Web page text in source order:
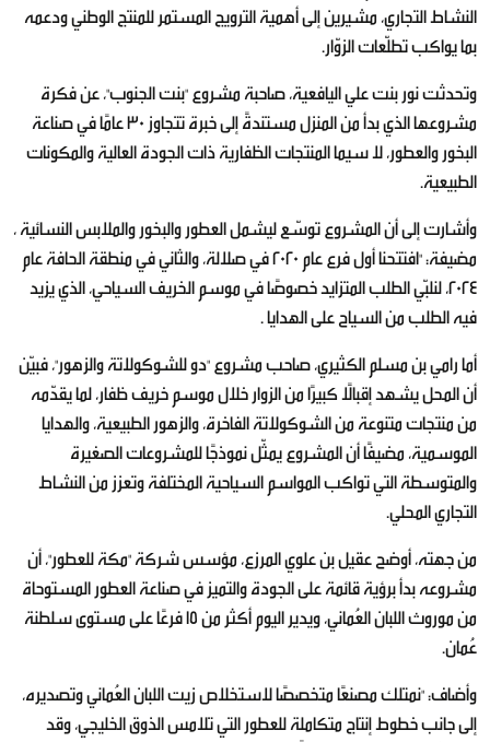
النشاط التجاري، مشيرين إلى أهمية الترويج المستمر للمنتج الوطني ودعمه
بما يواكب تطلّعات الزوّار.
وتحدثت نور بنت علي اليافعية، صاحبة مشروع "بنت الجنوب"، عن فكرة
مشروعها الذي بدأ من المنزل مستندةً إلى خبرة تتجاوز 30 عامًا في صناعة
البخور والعطور، لا سيما المنتجات الظفارية ذات الجودة العالية والمكونات
الطبيعية.
وأشارت إلى أن المشروع توسّع ليشمل العطور والبخور والملابس النسائية ،
مضيفة: "افتتحنا أول فرع عام 2020 في صلالة، والثاني في منطقة الحافة عام
2024، لنلبّي الطلب المتزايد خصوصًا في موسم الخريف السياحي، الذي يزيد
فيه الطلب من السياح على الهدايا .
أما رامي بن مسلم الكثيري، صاحب مشروع "دو للشوكولاتة والزهور"، فبيّن
أن المحل يشهد إقبالًا كبيرًا من الزوار خلال موسم خريف ظفار، لما يقدّمه
من منتجات متنوعة من الشوكولاتة الفاخرة، والزهور الطبيعية، والهدايا
الموسمية، مضيفًا أن المشروع يمثّل نموذجًا للمشروعات الصغيرة
والمتوسطة التي تواكب المواسم السياحية المختلفة وتعزز من النشاط
التجاري المحلي.
من جهته، أوضح عقيل بن علوي المرزع، مؤسس شركة "مكة للعطور"، أن
مشروعه بدأ برؤية قائمة على الجودة والتميز في صناعة العطور المستوحاة
من موروث اللبان العُماني، ويدير اليوم أكثر من 15 فرعًا على مستوى سلطنة
عُمان.
وأضاف: "نمتلك مصنعًا متخصصًا لاستخلاص زيت اللبان العُماني وتصديره،
إلى جانب خطوط إنتاج متكاملة للعطور التي تلامس الذوق الخليجي، وقد